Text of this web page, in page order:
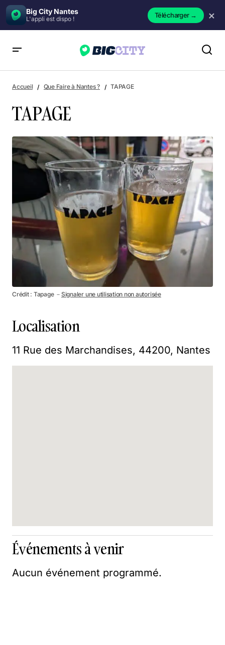
Big City Nantes
L'appli est dispo ! Télécharger→ ×
Accueil Que Faire à Nantes ? TAPAGE
TAPAGE
Crédit : Tapage － Signaler une utilisation non autorisée
Localisation
11 Rue des Marchandises, 44200, Nantes
Événements à venir
Aucun événement programmé.